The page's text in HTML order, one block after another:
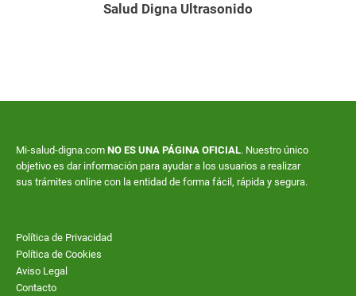
Salud Digna Ultrasonido
Mi-salud-digna.com NO ES UNA PÁGINA OFICIAL. Nuestro único
objetivo es dar información para ayudar a los usuarios a realizar
sus trámites online con la entidad de forma fácil, rápida y segura.
Política de Privacidad
Política de Cookies
Aviso Legal
Contacto